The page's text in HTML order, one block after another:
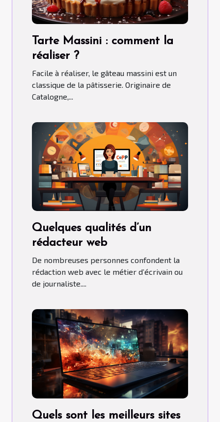
Tarte Massini : comment la
réaliser ?
Facile à réaliser, le gâteau massini est un
classique de la pâtisserie. Originaire de
Catalogne,...
Quelques qualités d’un
rédacteur web
De nombreuses personnes confondent la
rédaction web avec le métier d’écrivain ou
de journaliste....
Quels sont les meilleurs sites